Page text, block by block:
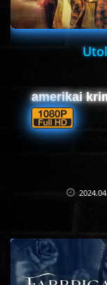
amerikai